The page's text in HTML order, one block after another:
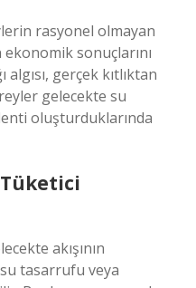
rasyonel olmayan
sonuçlarını
algısı, gerçek kıtlıktan
gelecekte su
oluşturduklarında
Tüketici
akışının
tasarrufu veya